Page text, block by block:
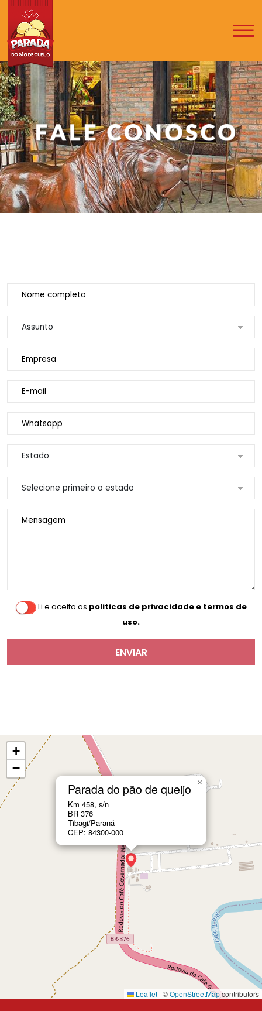
Li e aceito as politicas de privacidade e termos de
uso.
ENVIAR
Parada do pão de queijo
Km 458, s/n
BR 376
Tibagi/Paraná
CEP: 84300-000
×
+
−
Leaflet | ©OpenStreetMapcontributors